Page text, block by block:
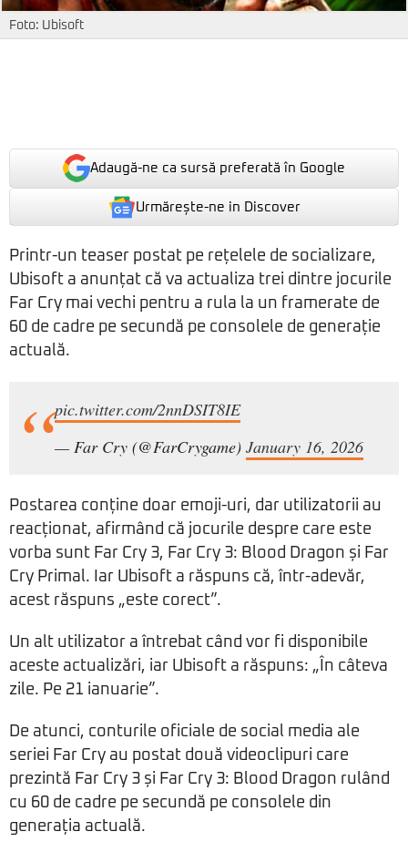
Foto: Ubisoft
Adaugă-ne ca sursă preferată în Google
Urmărește-ne in Discover
Printr-un teaser postat pe rețelele de socializare,
Ubisoft a anunțat că va actualiza trei dintre jocurile
Far Cry mai vechi pentru a rula la un framerate de
60 de cadre pe secundă pe consolele de generație
actuală.
pic.twitter.com/2nnDSIT8IE
— Far Cry (@FarCrygame) January 16, 2026
Postarea conține doar emoji-uri, dar utilizatorii au
reacționat, afirmând că jocurile despre care este
vorba sunt Far Cry 3, Far Cry 3: Blood Dragon și Far
Cry Primal. Iar Ubisoft a răspuns că, într-adevăr,
acest răspuns „este corect”.
Un alt utilizator a întrebat când vor fi disponibile
aceste actualizări, iar Ubisoft a răspuns: „În câteva
zile. Pe 21 ianuarie”.
De atunci, conturile oficiale de social media ale
seriei Far Cry au postat două videoclipuri care
prezintă Far Cry 3 și Far Cry 3: Blood Dragon rulând
cu 60 de cadre pe secundă pe consolele din
generația actuală.